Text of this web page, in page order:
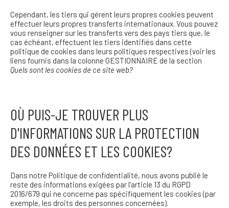
Cependant, les tiers qui gèrent leurs propres cookies peuvent
effectuer leurs propres transferts internationaux. Vous pouvez
vous renseigner sur les transferts vers des pays tiers que, le
cas échéant, effectuent les tiers identifiés dans cette
politique de cookies dans leurs politiques respectives (voir les
liens fournis dans la colonne GESTIONNAIRE de la section
Quels sont les cookies de ce site web?
OÙ PUIS-JE TROUVER PLUS
D'INFORMATIONS SUR LA PROTECTION
DES DONNÉES ET LES COOKIES?
Dans notre Politique de confidentialité, nous avons publié le
reste des informations exigées par l’article 13 du RGPD
2016/679 qui ne concerne pas spécifiquement les cookies (par
exemple, les droits des personnes concernées).